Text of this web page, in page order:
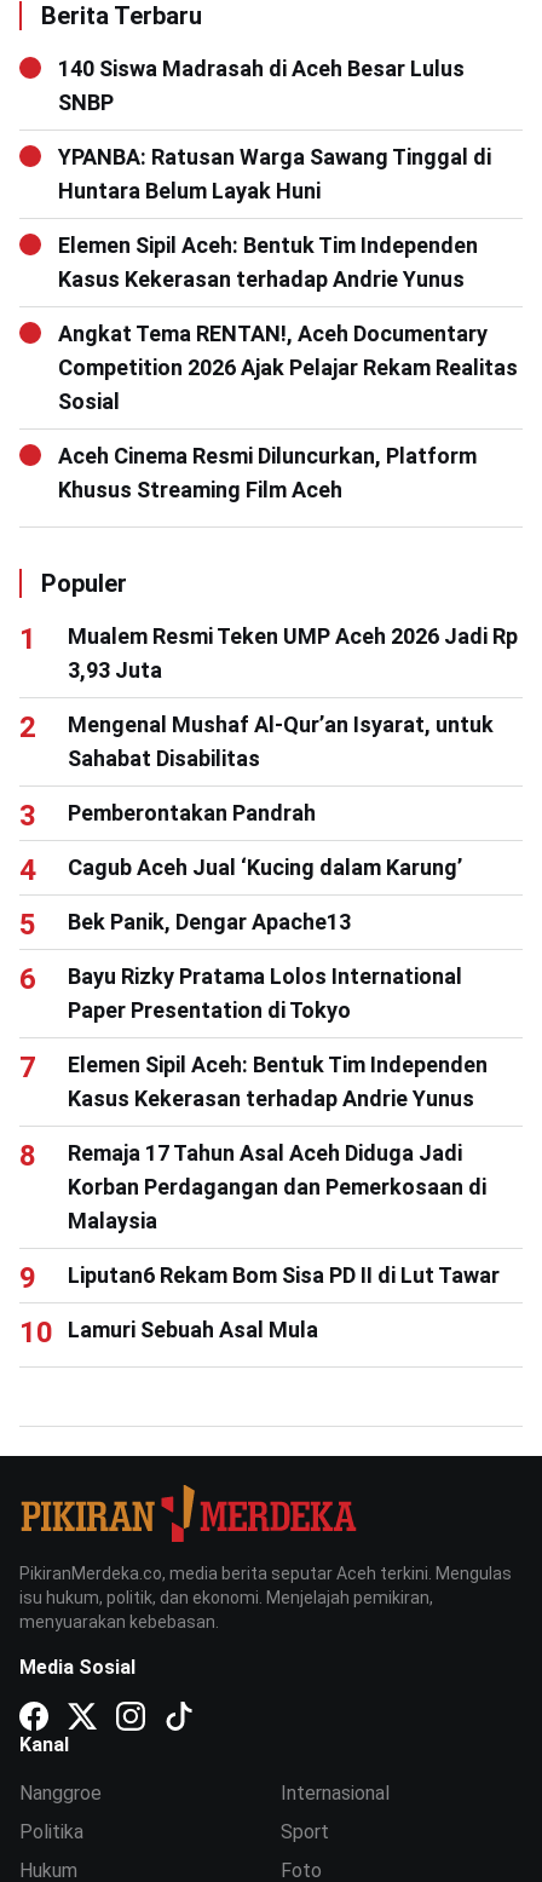
Berita Terbaru
140 Siswa Madrasah di Aceh Besar Lulus
SNBP
YPANBA: Ratusan Warga Sawang Tinggal di
Huntara Belum Layak Huni
Elemen Sipil Aceh: Bentuk Tim Independen
Kasus Kekerasan terhadap Andrie Yunus
Angkat Tema RENTAN!, Aceh Documentary
Competition 2026 Ajak Pelajar Rekam Realitas
Sosial
Aceh Cinema Resmi Diluncurkan, Platform
Khusus Streaming Film Aceh
Populer
Mualem Resmi Teken UMP Aceh 2026 Jadi Rp
3,93 Juta
Mengenal Mushaf Al-Qur’an Isyarat, untuk
Sahabat Disabilitas
Pemberontakan Pandrah
Cagub Aceh Jual ‘Kucing dalam Karung’
Bek Panik, Dengar Apache13
Bayu Rizky Pratama Lolos International
Paper Presentation di Tokyo
Elemen Sipil Aceh: Bentuk Tim Independen
Kasus Kekerasan terhadap Andrie Yunus
Remaja 17 Tahun Asal Aceh Diduga Jadi
Korban Perdagangan dan Pemerkosaan di
Malaysia
Liputan6 Rekam Bom Sisa PD II di Lut Tawar
Lamuri Sebuah Asal Mula
PikiranMerdeka.co, media berita seputar Aceh terkini. Mengulas
isu hukum, politik, dan ekonomi. Menjelajah pemikiran,
menyuarakan kebebasan.
Media Sosial
Kanal
Nanggroe
Politika
Hukum
Internasional
Sport
Foto